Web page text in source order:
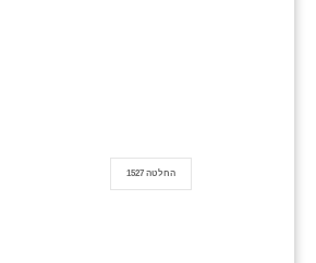
החלטה 1527